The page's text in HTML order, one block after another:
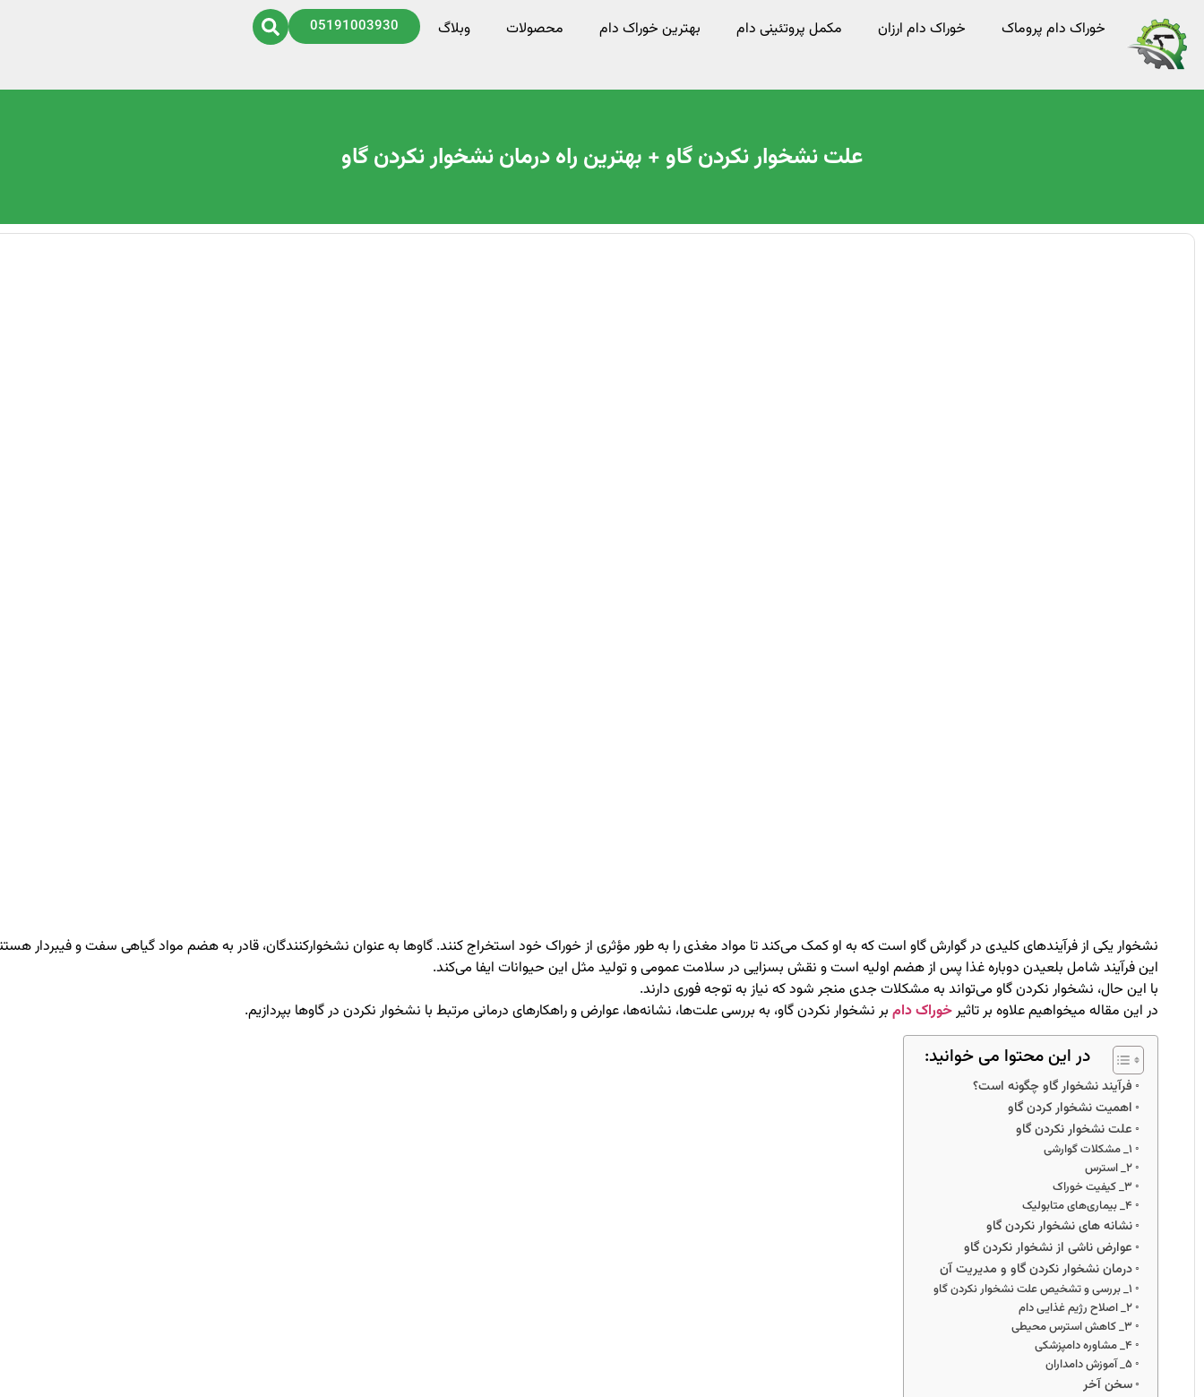
خوراک دام پروماک خوراک دام ارزان مکمل پروتئینی دام بهترین خوراک دام محصولات وبلاگ 05191003930
علت نشخوار نکردن گاو + بهترین راه درمان نشخوار نکردن گاو
نشخوار یکی از فرآیندهای کلیدی در گوارش گاو است که به او کمک می‌کند تا مواد مغذی را به طور مؤثری از خوراک خود استخراج کنند. گاوها به عنوان نشخوارکنندگان، قادر به هضم مواد گیاهی سفت و فیبردار
این فرآیند شامل بلعیدن دوباره غذا پس از هضم اولیه است و نقش بسزایی در سلامت عمومی و تولید مثل این حیوانات ایفا می‌کند.
با این حال، نشخوار نکردن گاو می‌تواند به مشکلات جدی منجر شود که نیاز به توجه فوری دارند.
در این مقاله میخواهیم علاوه بر تاثیرخوراک دام بر نشخوار نکردن گاو، به بررسی علت‌ها، نشانه‌ها، عوارض و راهکارهای درمانی مرتبط با نشخوار نکردن در گاوها بپردازیم.
در این محتوا می خوانید:
فرآیند نشخوار گاو چگونه است؟
اهمیت نشخوار کردن گاو
علت نشخوار نکردن گاو
۱_ مشکلات گوارشی
۲_ استرس
۳_ کیفیت خوراک
۴_ بیماری‌های متابولیک
نشانه های نشخوار نکردن گاو
عوارض ناشی از نشخوار نکردن گاو
درمان نشخوار نکردن گاو و مدیریت آن
۱_ بررسی و تشخیص علت نشخوار نکردن گاو
۲_ اصلاح رژیم غذایی دام
۳_ کاهش استرس محیطی
۴_ مشاوره دامپزشکی
۵_ آموزش دامداران
سخن آخر